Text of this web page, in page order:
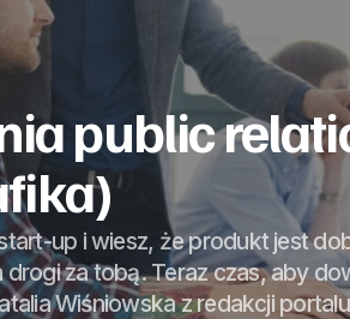
public
up i wiesz, że produkt jest
drogi za tobą. Teraz czas, aby
Wiśniowska z redakcji